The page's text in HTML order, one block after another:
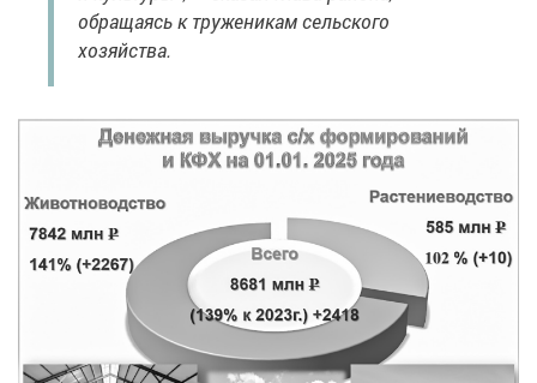
обращаясь к труженикам сельского
хозяйства.